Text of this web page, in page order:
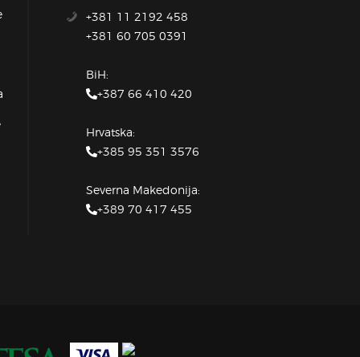
+381 11 2192 458
+381 60 705 0391
BiH:
+387 66 410 420
Hrvatska:
+385 95 351 3576
Severna Makedonija:
+389 70 417 455